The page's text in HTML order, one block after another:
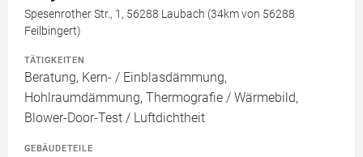
Spesenrother Str., 1, 56288 Laubach (34km von 56288
Feilbingert)
TÄTIGKEITEN
Beratung, Kern- / Einblasdämmung,
Hohlraumdämmung, Thermografie / Wärmebild,
Blower-Door-Test / Luftdichtheit
GEBÄUDETEILE